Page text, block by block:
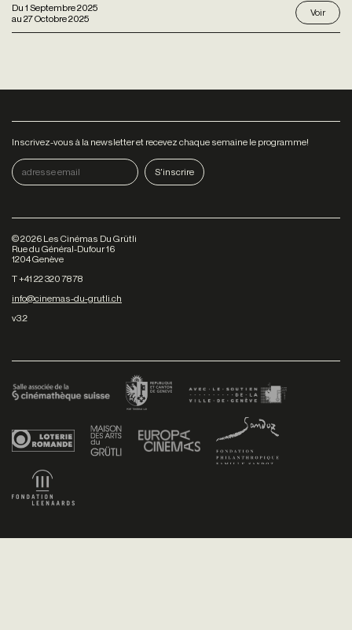
Du 1 Septembre 2025
au 27 Octobre 2025
Voir
Inscrivez-vous à la newsletter et recevez chaque semaine le programme!
©2026 Les Cinémas Du Grütli
Rue du Général-Dufour 16
1204 Genève
T +41 22 320 78 78
info@cinemas-du-grutli.ch
v3.2